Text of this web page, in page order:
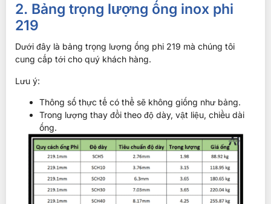
2. Bảng trọng lượng ống inox phi
219
Dưới đây là bảng trọng lượng ống phi 219 mà chúng tôi
cung cấp tới cho quý khách hàng.
Lưu ý:
Thông số thực tế có thể sẽ không giống như bảng.
Trong lượng thay đổi theo độ dày, vật liệu, chiều dài
ống.